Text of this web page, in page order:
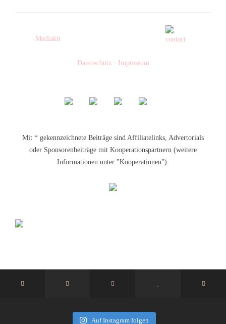
Mediakit
Datenschutz· Impressum
Mit * gekennzeichnete Beiträge sind Affiliatelinks, Advertorials
oder Sponsorenbeiträge mit Kooperationspartnern (weitere
Informationen unter "Kooperationen").
Auf Instagram folgen